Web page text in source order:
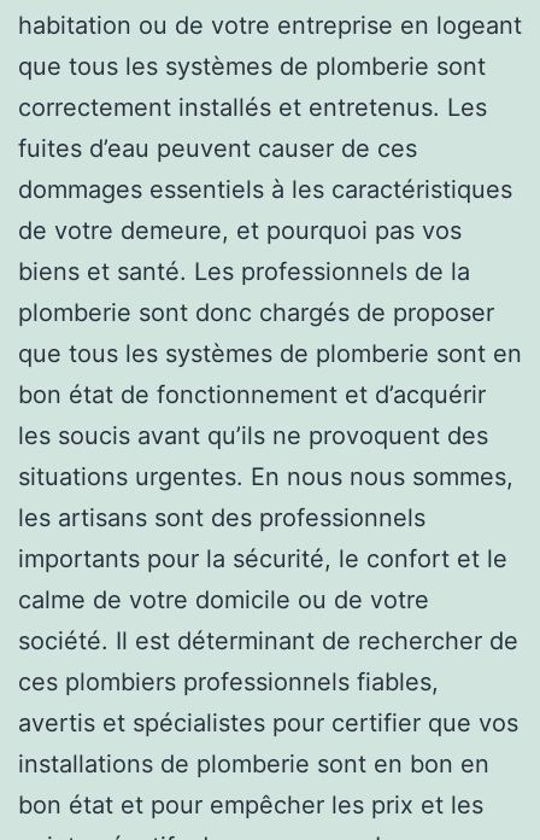
habitation ou de votre entreprise en logeant
que tous les systèmes de plomberie sont
correctement installés et entretenus. Les
fuites d’eau peuvent causer de ces
dommages essentiels à les caractéristiques
de votre demeure, et pourquoi pas vos
biens et santé. Les professionnels de la
plomberie sont donc chargés de proposer
que tous les systèmes de plomberie sont en
bon état de fonctionnement et d’acquérir
les soucis avant qu’ils ne provoquent des
situations urgentes. En nous nous sommes,
les artisans sont des professionnels
importants pour la sécurité, le confort et le
calme de votre domicile ou de votre
société. Il est déterminant de rechercher de
ces plombiers professionnels fiables,
avertis et spécialistes pour certifier que vos
installations de plomberie sont en bon en
bon état et pour empêcher les prix et les